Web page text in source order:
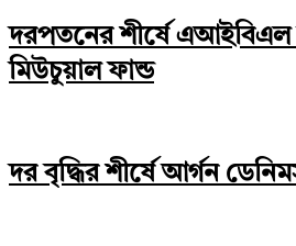
দরপতনের শীর্ষে এআইবিএল
মিউচুয়াল ফান্ড
দর বৃদ্ধির শীর্ষে আর্গন